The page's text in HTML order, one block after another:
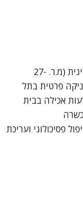
שמי נגה רז, פסיכולוגית בהתמחות קלינית (מ.ר. 27-
פרטית בתל
אכילה בבית
פסיכולוגי ועריכת